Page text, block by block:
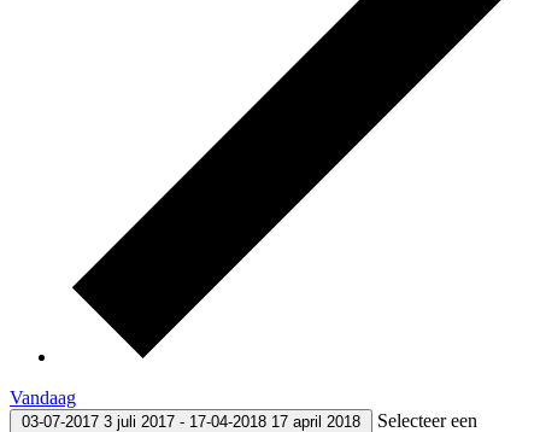
Vandaag
03-07-2017 3 juli 2017 - 17-04-2018 17 april 2018 Selecteer een